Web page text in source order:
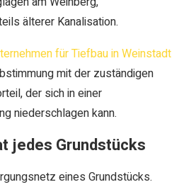
älterer Kanalisation.
für Tiefbau in Weinstadt
mit der zuständigen
der sich in einer
niederschlagen kann.
jedes Grundstücks
eines Grundstücks.